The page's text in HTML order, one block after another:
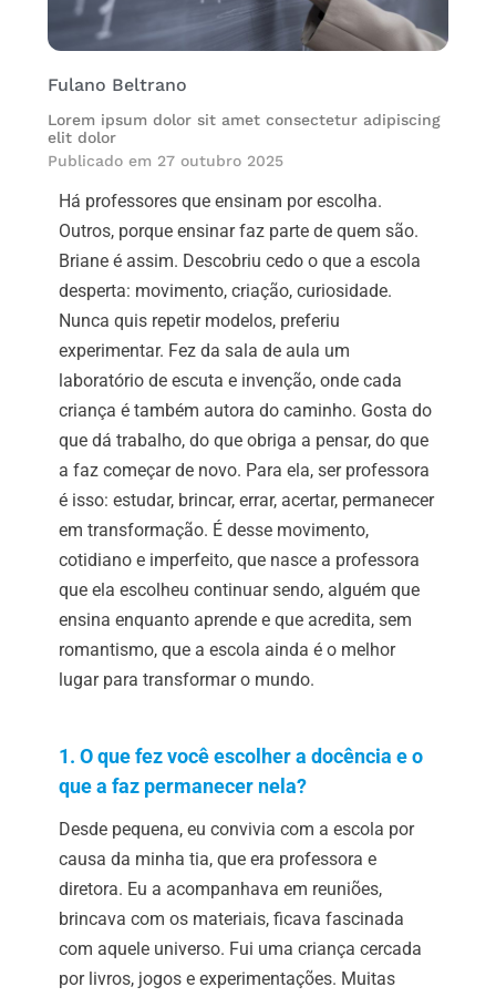
Fulano Beltrano
Lorem ipsum dolor sit amet consectetur adipiscing
elit dolor
Publicado em 27 outubro 2025
Há professores que ensinam por escolha.
Outros, porque ensinar faz parte de quem são.
Briane é assim. Descobriu cedo o que a escola
desperta: movimento, criação, curiosidade.
Nunca quis repetir modelos, preferiu
experimentar. Fez da sala de aula um
laboratório de escuta e invenção, onde cada
criança é também autora do caminho. Gosta do
que dá trabalho, do que obriga a pensar, do que
a faz começar de novo. Para ela, ser professora
é isso: estudar, brincar, errar, acertar, permanecer
em transformação. É desse movimento,
cotidiano e imperfeito, que nasce a professora
que ela escolheu continuar sendo, alguém que
ensina enquanto aprende e que acredita, sem
romantismo, que a escola ainda é o melhor
lugar para transformar o mundo.
1. O que fez você escolher a docência e o
que a faz permanecer nela?
Desde pequena, eu convivia com a escola por
causa da minha tia, que era professora e
diretora. Eu a acompanhava em reuniões,
brincava com os materiais, ficava fascinada
com aquele universo. Fui uma criança cercada
por livros, jogos e experimentações. Muitas